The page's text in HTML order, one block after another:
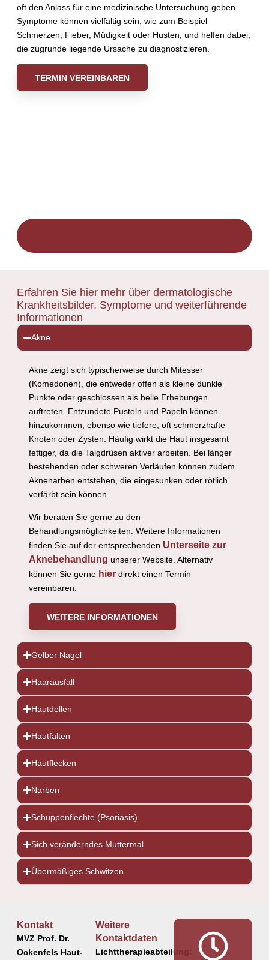
oft den Anlass für eine medizinische Untersuchung geben.
Symptome können vielfältig sein, wie zum Beispiel
Schmerzen, Fieber, Müdigkeit oder Husten, und helfen dabei,
die zugrunde liegende Ursache zu diagnostizieren.
TERMIN VEREINBAREN
Erfahren Sie hier mehr über dermatologische
Krankheitsbilder, Symptome und weiterführende
Informationen
Akne
Akne zeigt sich typischerweise durch Mitesser
(Komedonen), die entweder offen als kleine dunkle
Punkte oder geschlossen als helle Erhebungen
auftreten. Entzündete Pusteln und Papeln können
hinzukommen, ebenso wie tiefere, oft schmerzhafte
Knoten oder Zysten. Häufig wirkt die Haut insgesamt
fettiger, da die Talgdrüsen aktiver arbeiten. Bei länger
bestehenden oder schweren Verläufen können zudem
Aknenarben entstehen, die eingesunken oder rötlich
verfärbt sein können.
Wir beraten Sie gerne zu den
Behandlungsmöglichkeiten. Weitere Informationen
finden Sie auf der entsprechenden Unterseite zur
Aknebehandlung unserer Website. Alternativ
können Sie gerne hier direkt einen Termin
vereinbaren.
WEITERE INFORMATIONEN
Gelber Nagel
Haarausfall
Hautdellen
Hautfalten
Hautflecken
Narben
Schuppenflechte (Psoriasis)
Sich veränderndes Muttermal
Übermäßiges Schwitzen
Kontakt
MVZ Prof. Dr.
Ockenfels Haut-
Weitere
Kontaktdaten
Lichttherapieabteilung: